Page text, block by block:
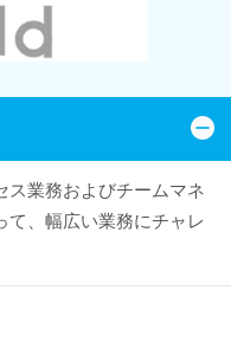
ス業務およびチームマネ
て、幅広い業務にチャレ